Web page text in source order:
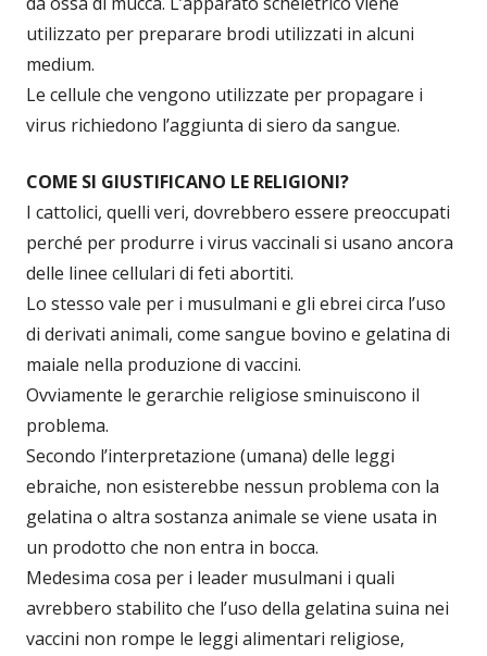
utilizzato per preparare brodi utilizzati in alcuni
medium.
Le cellule che vengono utilizzate per propagare i
virus richiedono l’aggiunta di siero da sangue.
COME SI GIUSTIFICANO LE RELIGIONI?
I cattolici, quelli veri, dovrebbero essere preoccupati
perché per produrre i virus vaccinali si usano ancora
delle linee cellulari di feti abortiti.
Lo stesso vale per i musulmani e gli ebrei circa l’uso
di derivati animali, come sangue bovino e gelatina di
maiale nella produzione di vaccini.
Ovviamente le gerarchie religiose sminuiscono il
problema.
Secondo l’interpretazione (umana) delle leggi
ebraiche, non esisterebbe nessun problema con la
gelatina o altra sostanza animale se viene usata in
un prodotto che non entra in bocca.
Medesima cosa per i leader musulmani i quali
avrebbero stabilito che l’uso della gelatina suina nei
vaccini non rompe le leggi alimentari religiose,